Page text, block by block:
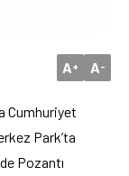
A+ A-
Cumhuriyet
Park’ta
Pozantı